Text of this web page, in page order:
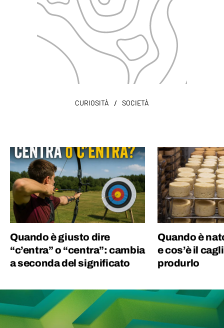
CURIOSITÀ / SOCIETÀ
Quando è giusto dire
“c’entra” o “centra”: cambia
a seconda del significato
Quando è
e cos’è il
produrlo